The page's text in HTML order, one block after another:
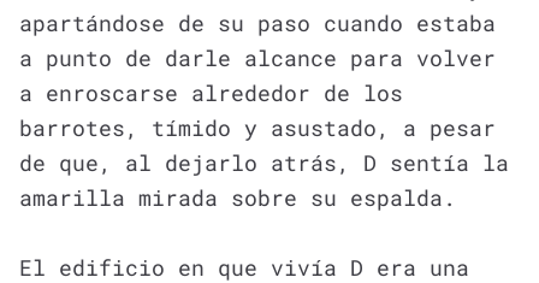
apartándose de su paso cuando estaba
a punto de darle alcance para volver
a enroscarse alrededor de los
barrotes, tímido y asustado, a pesar
de que, al dejarlo atrás, D sentía la
amarilla mirada sobre su espalda.
El edificio en que vivía D era una